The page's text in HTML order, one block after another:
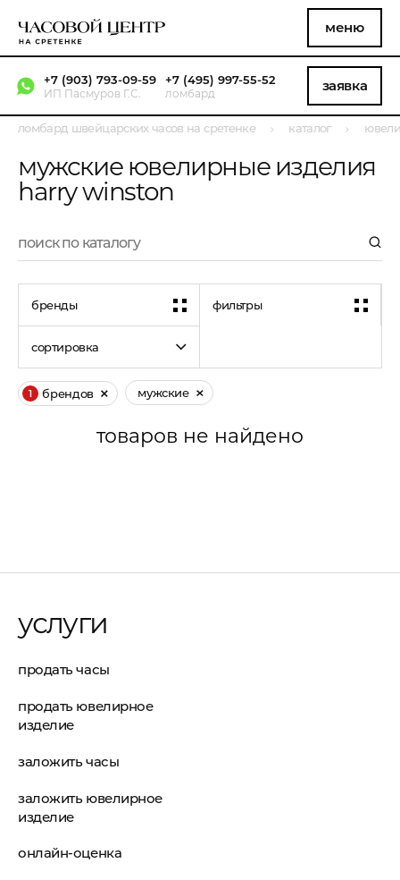
меню
+7 (903) 793-09-59
ИП Пасмуров Г.С.
+7 (495) 997-55-52
ломбард заявка
ломбард швейцарских часов на сретенке каталог
мужские ювелирные изделия
harry winston
бренды фильтры
сортировка
1 брендов мужские
товаров не найдено
услуги
продать часы
продать ювелирное
изделие
заложить часы
заложить ювелирное
изделие
онлайн-оценка